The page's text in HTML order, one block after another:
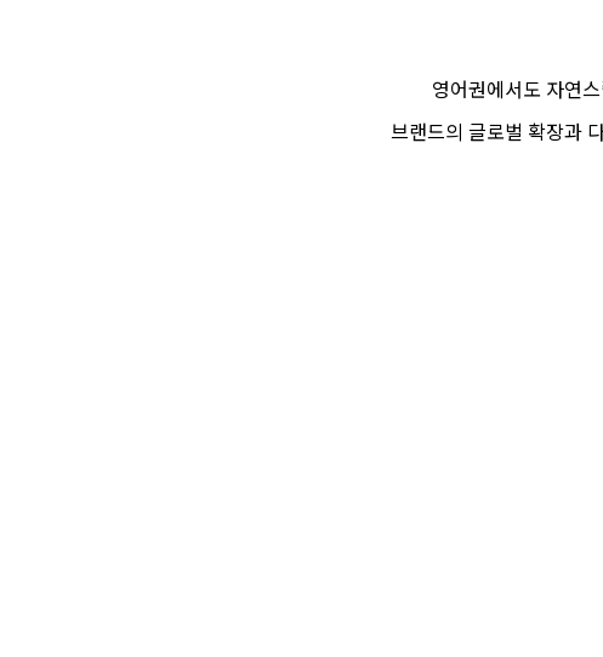
영어권에서도 자연
브랜드의 글로벌 확장과